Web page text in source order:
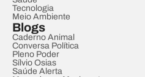
Tecnologia
Meio Ambiente
Blogs
Caderno Animal
Conversa Política
Pleno Poder
Sílvio Osias
Saúde Alerta